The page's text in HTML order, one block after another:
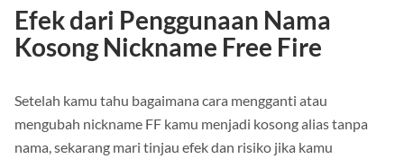
Efek dari Penggunaan Nama
Kosong Nickname Free Fire
Setelah kamu tahu bagaimana cara mengganti atau
mengubah nickname FF kamu menjadi kosong alias tanpa
nama, sekarang mari tinjau efek dan risiko jika kamu